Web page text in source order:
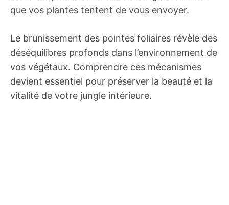
que vos plantes tentent de vous envoyer.
Le brunissement des pointes foliaires révèle des
déséquilibres profonds dans l’environnement de
vos végétaux. Comprendre ces mécanismes
devient essentiel pour préserver la beauté et la
vitalité de votre jungle intérieure.